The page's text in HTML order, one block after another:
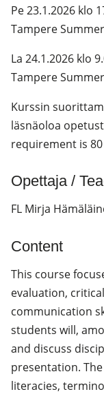
Pe 23.1.2026 klo
Tampere
La 24.1.2026 klo
Tampere
Kurssin
läsnäoloa
requirement is 80
Opettaja /
FL Mirja
Content
This course
evaluation,
communication
students will,
and discuss
presentation.
literacies,